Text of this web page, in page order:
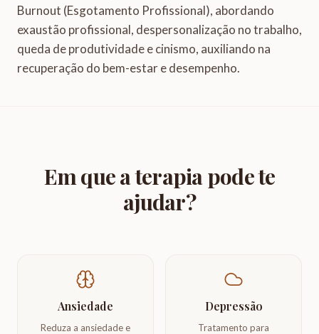
Burnout (Esgotamento Profissional), abordando
exaustão profissional, despersonalização no trabalho,
queda de produtividade e cinismo, auxiliando na
recuperação do bem-estar e desempenho.
Em que a terapia pode te
ajudar?
Ansiedade
Reduza a ansiedade e
Depressão
Tratamento para